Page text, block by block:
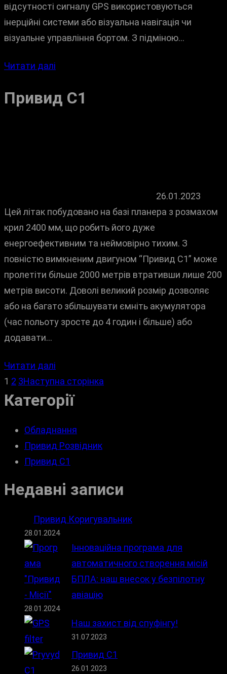
відсутності сигналу GPS використовуються
інерційні системи або візуальна навігація чи
візуальне управління бортом. З підміною…
Читати далі
Привид С1
26.01.2023
Цей літак побудовано на базі планера з розмахом
крил 2400 мм, що робить його дуже
енергоефективним та неймовірно тихим. З
повністю вимкненим двигуном “Привид С1” може
пролетіти більше 2000 метрів втративши лише 200
метрів висоти. Доволі великий розмір дозволяє
або на багато збільшувати ємніть акумулятора
(час польоту зросте до 4 годин і більше) або
додавати…
Читати далі
1 2 3Наступна сторінка
Категорії
Обладнання
Привид Розвідник
Привид С1
Недавні записи
Привид Коригувальник
28.01.2024
Інноваційна програма для
автоматичного створення місій
БПЛА: наш внесок у безпілотну
авіацію
28.01.2024
Наш захист від спуфінгу!
31.07.2023
Привид С1
26.01.2023